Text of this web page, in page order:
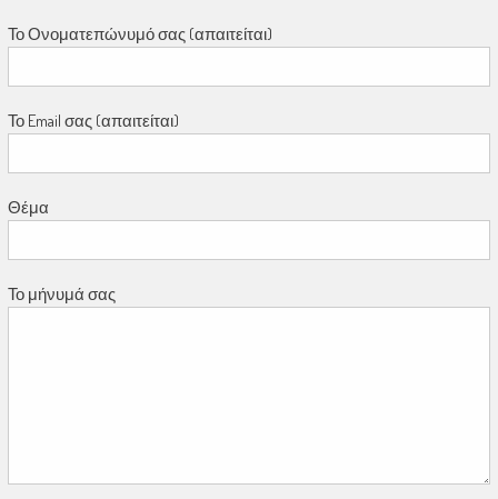
Το Ονοματεπώνυμό σας (απαιτείται)
Το Email σας (απαιτείται)
Θέμα
Το μήνυμά σας